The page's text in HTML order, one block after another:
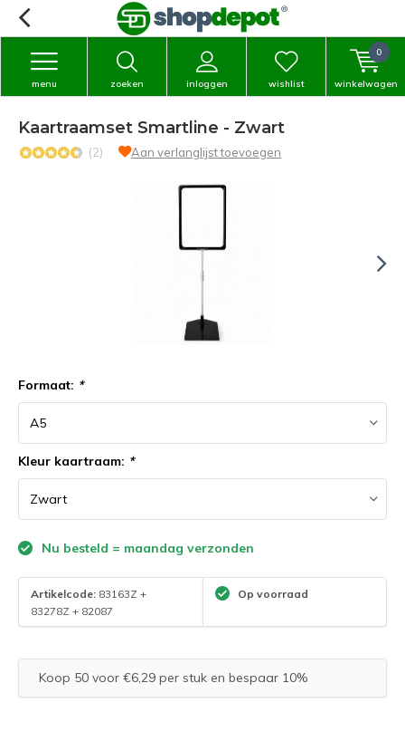
zoeken inloggen
menu wishlist winkelwagen
0
Kaartraamset Smartline - Zwart
(2) Aan verlanglijst toevoegen
Formaat: *
Kleur kaartraam: *
Nu besteld = maandag verzonden
Artikelcode: 83163Z +
83278Z + 82087
Op voorraad
Koop 50 voor €6,29 per stuk en bespaar 10%